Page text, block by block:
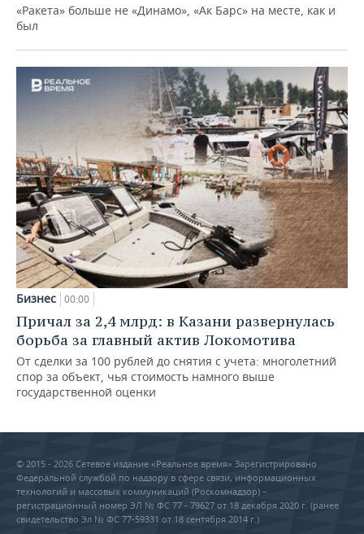
«Ракета» больше не «Динамо», «Ак Барс» на месте, как и
был
Бизнес 00:00
Причал за 2,4 млрд: в Казани развернулась
борьба за главный актив Локомотива
От сделки за 100 рублей до снятия с учета: многолетний
спор за объект, чья стоимость намного выше
государственной оценки
© 2015 - 2026 Сетевое издание «Реальное время» Зарегистрировано
Федеральной службой по надзору в сфере связи, информационных
технологий и массовых коммуникаций (Роскомнадзор) –
регистрационный номер ЭЛ № ФС 77 - 79627 от 18 декабря 2020 г. (ранее
свидетельство Эл № ФС 77-59331 от 18 сентября 2014 г.)